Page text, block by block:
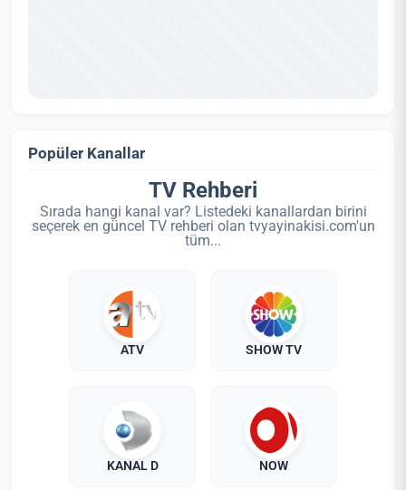
Popüler Kanallar
TV Rehberi
Sırada hangi kanal var? Listedeki kanallardan birini
seçerek en güncel TV rehberi olan tvyayinakisi.com'un
tüm...
ATV SHOW TV
KANAL D NOW